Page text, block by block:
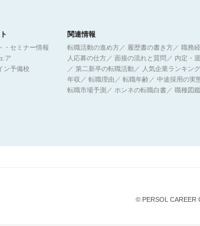
・セミナー情報
ア
ン予備校
関連情報
転職活動の進め方 ／ 履歴書の書き方 ／ 職務
人応募の仕方 ／ 面接の流れと質問 ／ 内定・
／ 第二新卒の転職活動 ／ 人気企業ランキング
年収 ／ 転職理由 ／ 転職年齢 ／ 中途採用の実
転職市場予測 ／ ホンネの転職白書 ／ 職種図鑑
© PERSOL CAREER